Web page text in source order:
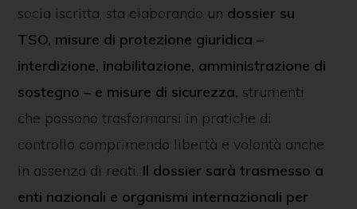
socia iscritta, sta elaborando un dossier su
TSO, misure di protezione giuridica –
interdizione, inabilitazione, amministrazione di
sostegno – e misure di sicurezza, strumenti
che possono trasformarsi in pratiche di
controllo comprimendo libertà e volontà anche
in assenza di reati. Il dossier sarà trasmesso a
enti nazionali e organismi internazionali per